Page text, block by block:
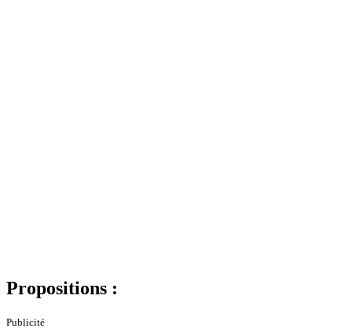
Propositions :
Publicité